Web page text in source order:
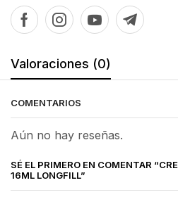
Valoraciones (0)
COMENTARIOS
Aún no hay reseñas.
SÉ EL PRIMERO EN COMENTAR
16ML LONGFILL”